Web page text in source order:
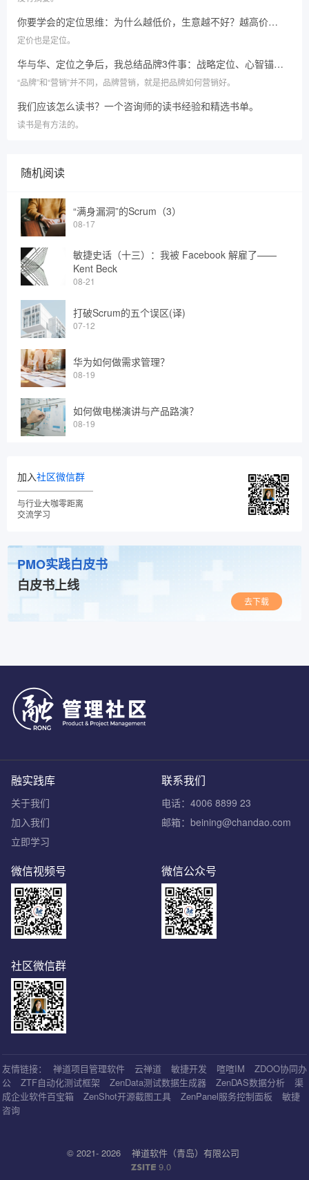
你要学会的定位思维：为什么越低价，生意越不好？越高价，消费者越喜欢？
定价也是定位。
华与华、定位之争后，我总结品牌3件事：战略定位、心智锚点、形象留存
“品牌”和“营销”并不同，品牌营销，就是把品牌如何营销好。
我们应该怎么读书？一个咨询师的读书经验和精选书单。
读书是有方法的。
随机阅读
“满身漏洞”的Scrum（3）
08-17
敏捷史话（十三）：我被 Facebook 解雇了——
Kent Beck
08-21
打破Scrum的五个误区(译)
07-12
华为如何做需求管理？
08-19
如何做电梯演讲与产品路演？
08-19
加入社区微信群
与行业大咖零距离
交流学习
PMO实践白皮书
白皮书上线
去下载
联系我们
电话：4006 8899 23
邮箱：beining@chandao.com
融实践库
关于我们
加入我们
立即学习
微信公众号
微信视频号
社区微信群
友情链接： 禅道项目管理软件 云禅道 敏捷开发 喧喧IM
ZDOO协同办
公
ZTF自动化测试框架 ZenData测试数据生成器 ZenDAS数据分析
渠
成企业软件百宝箱
ZenShot开源截图工具 ZenPanel服务控制面板
敏捷
咨询
© 2021- 2026 禅道软件（青岛）有限公司
9.0